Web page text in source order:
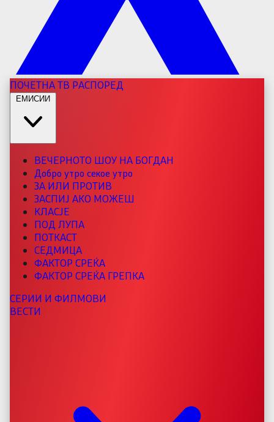
ПОЧЕТНАТВ РАСПОРЕД
ЕМИСИИ
ВЕЧЕРНОТО ШОУ НА БОГДАН
Добро утро секое утро
ЗА ИЛИ ПРОТИВ
ЗАСПИЈ АКО МОЖЕШ
КЛАСЈЕ
ПОД ЛУПА
ПОТКАСТ
СЕДМИЦА
ФАКТОР СРЕЌА
ФАКТОР СРЕЌА ГРЕПКА
СЕРИИ И ФИЛМОВИ
ВЕСТИ